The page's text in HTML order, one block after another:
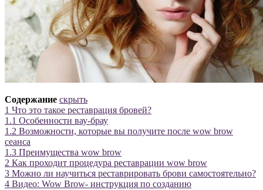
Содержание скрыть
1 Что это такое реставрация бровей?
1.1 Особенности вау-брау
1.2 Возможности, которые вы получите после wow brow
сеанса
1.3 Преимущества wow brow
2 Как проходит процедура реставрации wow brow
3 Можно ли научиться реставрировать брови самостоятельно?
4 Видео: Wow Brow- инструкция по созданию